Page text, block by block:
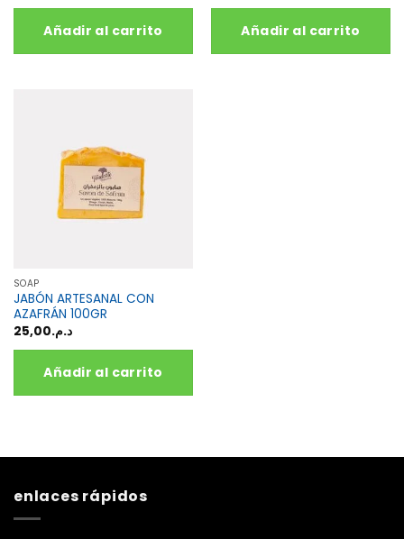
Añadir al carrito Añadir al carrito
SOAP
JABÓN ARTESANAL CON
AZAFRÁN 100GR
د.م.25,00
Añadir al carrito
enlaces rápidos